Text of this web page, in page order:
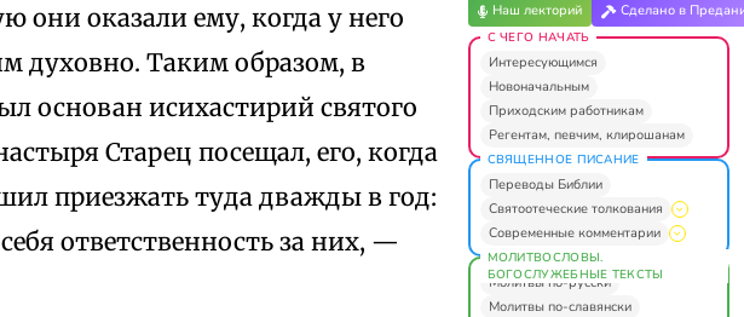
они оказали ему, когда у него
духовно. Таким образом, в
основан исихастирий святого
Старец посещал, его, когда
приезжать туда дважды в год:
ответственность за них, —
Наш лекторий Сделано в
С ЧЕГО НАЧАТЬ
Интересующимся
Новоначальным
Приходским работникам
Регентам, певчим, клирошанам
СВЯЩЕННОЕ ПИСАНИЕ
Переводы Библии
Святоотеческие толкования
Современные комментарии
МОЛИТВОСЛОВЫ.
БОГОСЛУЖЕБНЫЕ ТЕКСТЫ
Молитвы по-русски
Молитвы по-славянски